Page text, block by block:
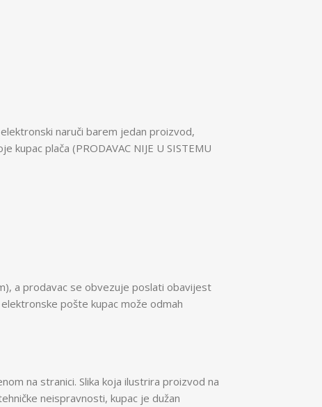
naruči barem jedan proizvod,
plača (PRODAVAC NIJE U SISTEMU
a prodavac se obvezuje poslati obavijest
pošte kupac može odmah
na stranici. Slika koja ilustrira proizvod na
neispravnosti, kupac je dužan